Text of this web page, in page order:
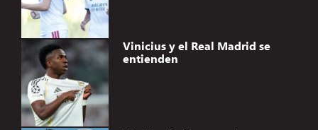
Vinicius y el Real Madrid se
entienden